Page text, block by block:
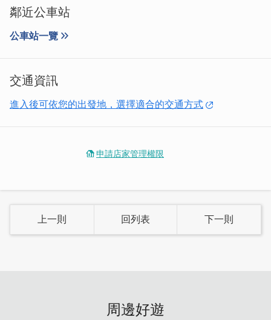
往內走是迎賓餐廳，也是旅客到來後與主人見面的第一個空
間，各角落打理的舒適宜人，獨具風格的佈置處處都值得停
的心意。
坐在充滿品味的空間裡，分享旅途趣事話家常。
鄰近公車站
公車站一覽
交通資訊
進入後可依您的出發地，選擇適合的交通方式
申請店家管理權限
上一則 回列表 下一則
周邊好遊